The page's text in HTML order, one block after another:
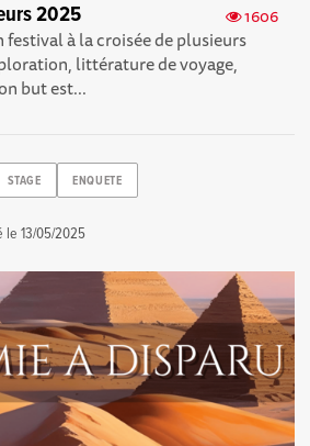
1606
2025
festival à la croisée de plusieurs
littérature de voyage,
but est...
STAGE ENQUETE
le13/05/2025